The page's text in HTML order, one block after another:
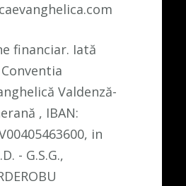
financiar. Iată
Valdenză-
, IBAN:
in
- G.S.G.,